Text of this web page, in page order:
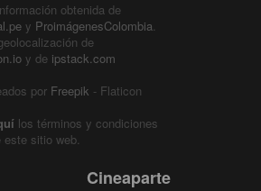
obtenida de
y ProimágenesColombia.
de
y de ipstack.com
por Freepik - Flaticon
los términos y condiciones
este sitio web.
Cineaparte